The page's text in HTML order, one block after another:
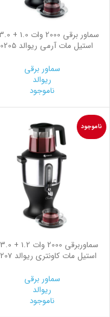
استیل مات آرمی ریوالد 800205
سماور برقی
ریوالد
ناموجود
ناموجود
استیل مات کاونتری ریوالد 800207
سماور برقی
ریوالد
ناموجود